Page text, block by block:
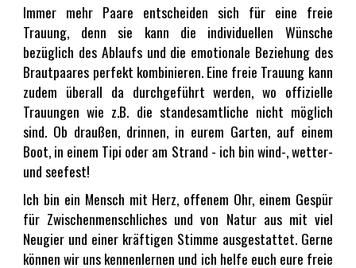
Immer mehr Paare entscheiden sich für eine freie
Trauung, denn sie kann die individuellen Wünsche
bezüglich des Ablaufs und die emotionale Beziehung des
Brautpaares perfekt kombinieren. Eine freie Trauung kann
zudem überall da durchgeführt werden, wo offizielle
Trauungen wie z.B. die standesamtliche nicht möglich
sind. Ob draußen, drinnen, in eurem Garten, auf einem
Boot, in einem Tipi oder am Strand - ich bin wind-, wetter-
und seefest!
Ich bin ein Mensch mit Herz, offenem Ohr, einem Gespür
für Zwischenmenschliches und von Natur aus mit viel
Neugier und einer kräftigen Stimme ausgestattet. Gerne
können wir uns kennenlernen und ich helfe euch eure freie